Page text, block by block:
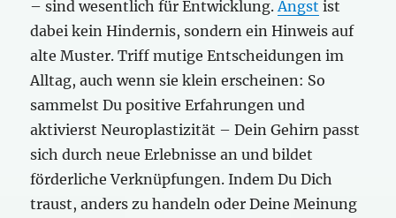
– sind wesentlich für Entwicklung. Angst ist
dabei kein Hindernis, sondern ein Hinweis auf
alte Muster. Triff mutige Entscheidungen im
Alltag, auch wenn sie klein erscheinen: So
sammelst Du positive Erfahrungen und
aktivierst Neuroplastizität – Dein Gehirn passt
sich durch neue Erlebnisse an und bildet
förderliche Verknüpfungen. Indem Du Dich
traust, anders zu handeln oder Deine Meinung